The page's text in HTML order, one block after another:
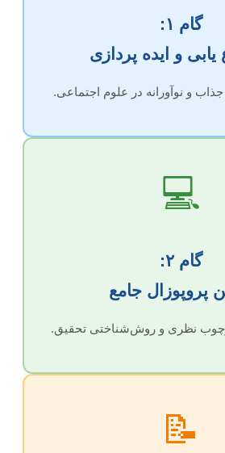
گام ۱:
و ایده پردازی
و نوآورانه در علوم اجتماعی.
💻
گام ۲:
پروپوزال جامع
نظری و روش‌شناختی تحقیق.
📝